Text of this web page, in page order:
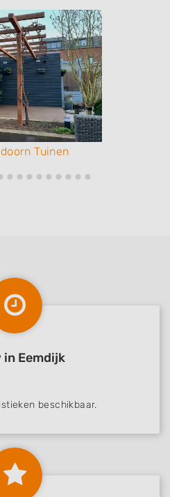
Tuinen
in Eemdijk
beschikbaar.